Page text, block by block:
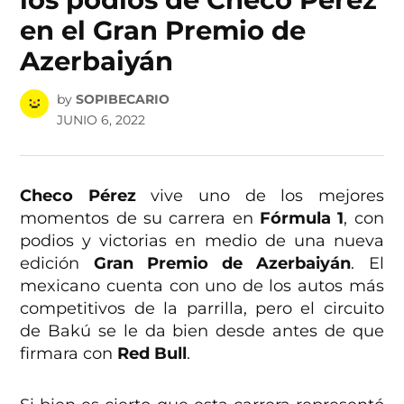
en el Gran Premio de
Azerbaiyán
by SOPIBECARIO
JUNIO 6, 2022
Checo Pérezvive uno de los mejores
momentos de su carrera en Fórmula 1, con
podios y victorias en medio de una nueva
edición Gran Premio de Azerbaiyán. El
mexicano cuenta con uno de los autos más
competitivos de la parrilla, pero el circuito
de Bakú se le da bien desde antes de que
firmara con Red Bull.